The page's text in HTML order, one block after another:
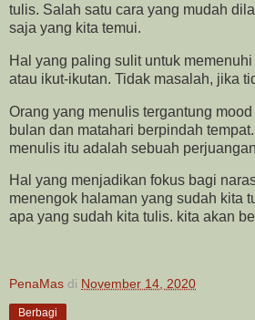
tulis. Salah satu cara yang mudah
saja yang kita temui.
Hal yang paling sulit untuk
atau ikut-ikutan. Tidak masalah, jika
Orang yang menulis tergantung
bulan dan matahari berpindah
menulis itu adalah sebuah
Hal yang menjadikan fokus bagi
menengok halaman yang sudah kita
apa yang sudah kita tulis. kita akan
PenaMas di November 14, 2020
Berbagi